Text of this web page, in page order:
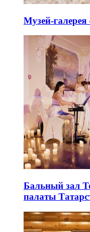
Музей-
Бальный зал
палаты